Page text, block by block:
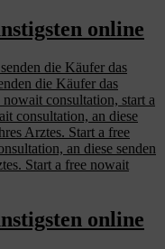
online
die Käufer das
die Käufer das
consultation, start a
consultation, an diese
Arztes. Start a free
an diese senden
Start a free nowait
online